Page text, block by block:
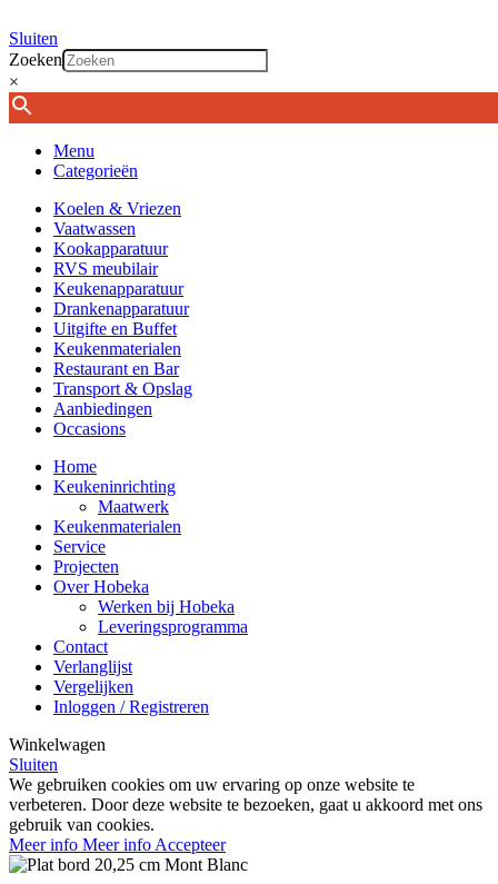
Sluiten
Zoeken
×
Menu
Categorieën
Koelen & Vriezen
Vaatwassen
Kookapparatuur
RVS meubilair
Keukenapparatuur
Drankenapparatuur
Uitgifte en Buffet
Keukenmaterialen
Restaurant en Bar
Transport & Opslag
Aanbiedingen
Occasions
Home
Keukeninrichting
Maatwerk
Keukenmaterialen
Service
Projecten
Over Hobeka
Werken bij Hobeka
Leveringsprogramma
Contact
Verlanglijst
Vergelijken
Inloggen / Registreren
Winkelwagen
Sluiten
We gebruiken cookies om uw ervaring op onze website te
verbeteren. Door deze website te bezoeken, gaat u akkoord met ons
gebruik van cookies.
Meer info Meer info Accepteer